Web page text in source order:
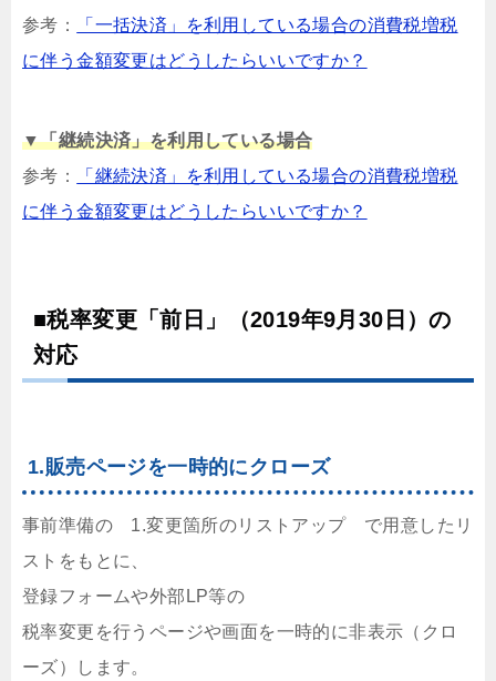
参考：
「一括決済」を利用している場合の消費税増税
に伴う金額変更はどうしたらいいですか？
▼「継続決済」を利用している場合
参考：
「継続決済」を利用している場合の消費税増税
に伴う金額変更はどうしたらいいですか？
■税率変更「前日」（2019年9月30日）の
対応
1.販売ページを一時的にクローズ
事前準備の 1.変更箇所のリストアップ で用意したリ
ストをもとに、
登録フォームや外部LP等の
税率変更を行うページや画面を一時的に非表示（クロ
ーズ）します。